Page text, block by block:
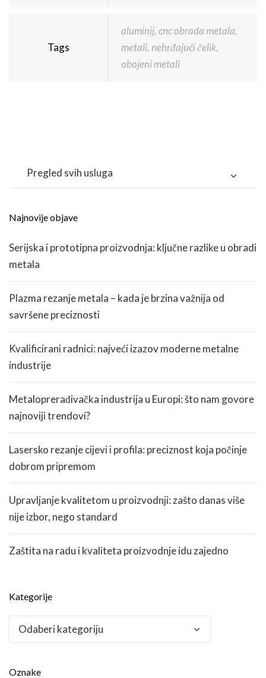
Tags
aluminij, cnc obrada metala,
metali, nehrđajući čelik,
obojeni metali
Pregled svih usluga
Najnovije objave
Serijska i prototipna proizvodnja: ključne razlike u obradi
metala
Plazma rezanje metala – kada je brzina važnija od
savršene preciznosti
Kvalificirani radnici: najveći izazov moderne metalne
industrije
Metaloprerađivačka industrija u Europi: što nam govore
najnoviji trendovi?
Lasersko rezanje cijevi i profila: preciznost koja počinje
dobrom pripremom
Upravljanje kvalitetom u proizvodnji: zašto danas više
nije izbor, nego standard
Zaštita na radu i kvaliteta proizvodnje idu zajedno
Kategorije
Kategorije
Oznake